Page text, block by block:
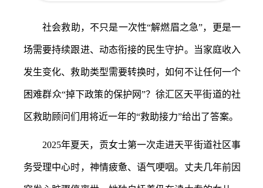
社会救助，不只是一次性“解燃眉之急”，更是一
场需要持续跟进、动态衔接的民生守护。当家庭收入
发生变化、救助类型需要转换时，如何不让任何一个
困难群众“掉下政策的保护网”？徐汇区天平街道的社
区救助顾问们用将近一年的“救助接力”给出了答案。
2025年夏天，贡女士第一次走进天平街道社区事
务受理中心时，神情疲惫、语气哽咽。丈夫几年前因